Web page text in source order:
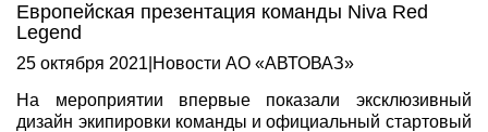
Европейская презентация команды Niva Red
Legend
25 октября 2021 Новости АО «АВТОВАЗ»
На мероприятии впервые показали эксклюзивный
дизайн экипировки команды и официальный стартовый